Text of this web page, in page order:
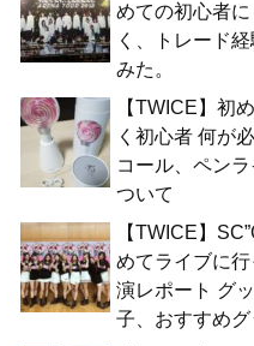
めての初心者
く、トレード
みた。
【TWICE】初
く初心者 何が
コール、ペン
ついて
【TWICE】
めてライブに
演レポート グ
子、おすすめ